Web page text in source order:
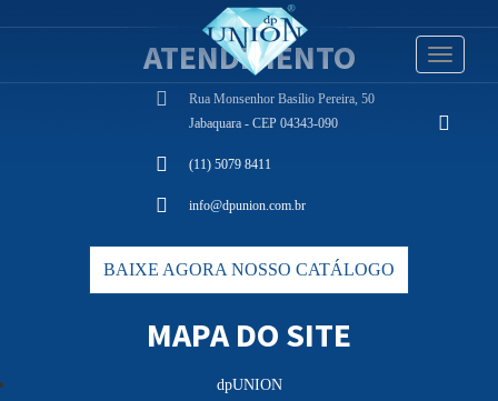
Toggle
ATENDIMENTO
Rua Monsenhor Basílio Pereira, 50
Jabaquara - CEP 04343-090
(11) 5079 8411
info@dpunion.com.br
BAIXE AGORA NOSSO CATÁLOGO
MAPA DO SITE
dpUNION